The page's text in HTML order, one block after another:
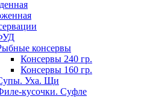
консервы
Консервы 240 гр.
Консервы 160 гр.
Уха. Щи
кусочки. Суфле